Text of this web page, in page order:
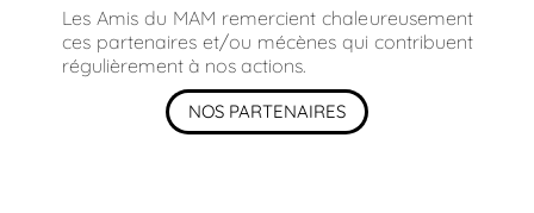
Les Amis du MAM remercient chaleureusement
ces partenaires et/ou mécènes qui contribuent
régulièrement à nos actions.
NOS PARTENAIRES